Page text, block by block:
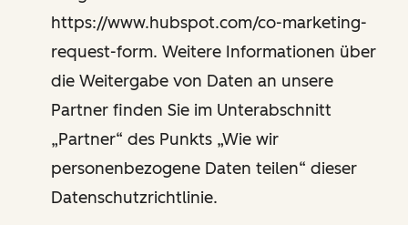
https://www.hubspot.com/co-marketing-
request-form. Weitere Informationen über
die Weitergabe von Daten an unsere
Partner finden Sie im Unterabschnitt
„Partner“ des Punkts „Wie wir
personenbezogene Daten teilen“ dieser
Datenschutzrichtlinie.